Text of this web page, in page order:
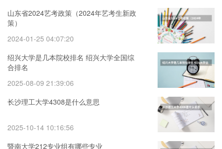
山东省2024艺考政策（2024年艺考生新政
策）
2024-01-25 04:07:20
绍兴大学是几本院校排名 绍兴大学全国综
合排名
2025-08-09 21:39:06
长沙理工大学4308是什么意思
2025-10-14 10:16:56
暨南大学212专业组有哪些专业